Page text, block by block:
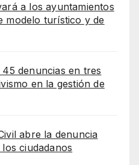
a los ayuntamientos
modelo turístico y de
denuncias en tres
en la gestión de
abre la denuncia
ciudadanos